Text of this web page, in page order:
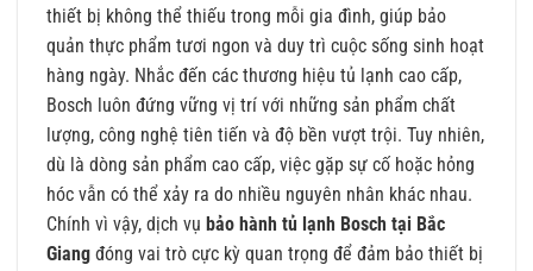
thiết bị không thể thiếu trong mỗi gia đình, giúp bảo
quản thực phẩm tươi ngon và duy trì cuộc sống sinh hoạt
hàng ngày. Nhắc đến các thương hiệu tủ lạnh cao cấp,
Bosch luôn đứng vững vị trí với những sản phẩm chất
lượng, công nghệ tiên tiến và độ bền vượt trội. Tuy nhiên,
dù là dòng sản phẩm cao cấp, việc gặp sự cố hoặc hỏng
hóc vẫn có thể xảy ra do nhiều nguyên nhân khác nhau.
Chính vì vậy, dịch vụ bảo hành tủ lạnh Bosch tại Bắc
Giang đóng vai trò cực kỳ quan trọng để đảm bảo thiết bị